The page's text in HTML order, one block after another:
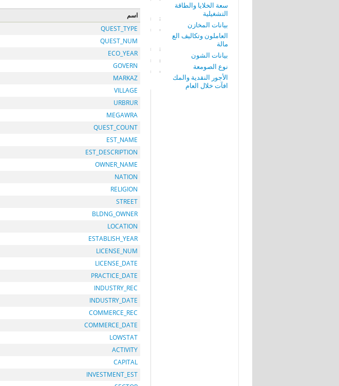
سعة الخلايا والطاقة
التشغيلية
بيانات المخازن
العاملون وتكاليف الع
مالة
بيانات الشون
نوع الصومعة
الأجور النقدية والمك
افآت خلال العام
اسم
QUEST_TYPE
QUEST_NUM
ECO_YEAR
GOVERN
MARKAZ
VILLAGE
URBRUR
MEGAWRA
QUEST_COUNT
EST_NAME
EST_DESCRIPTION
OWNER_NAME
NATION
RELIGION
STREET
BLDNG_OWNER
LOCATION
ESTABLISH_YEAR
LICENSE_NUM
LICENSE_DATE
PRACTICE_DATE
INDUSTRY_REC
INDUSTRY_DATE
COMMERCE_REC
COMMERCE_DATE
LOWSTAT
ACTIVITY
CAPITAL
INVESTMENT_EST